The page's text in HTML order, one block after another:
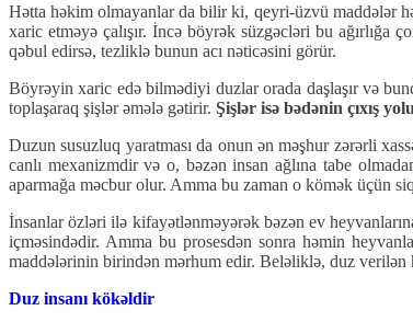
Hətta həkim olmayanlar da bilir ki, qeyri-üzvü maddələr
xaric etməyə çalışır. İncə böyrək süzgəcləri bu ağırlığa
qəbul edirsə, tezliklə bunun acı nəticəsini görür.
Böyrəyin xaric edə bilmədiyi duzlar orada daşlaşır və
toplaşaraq şişlər əmələ gətirir. Şişlər isə bədənin çıxış
Duzun susuzluq yaratması da onun ən məşhur zərərli
canlı mexanizmdir və o, bəzən insan ağlına tabe
aparmağa məcbur olur. Amma bu zaman o kömək üçün
İnsanlar özləri ilə kifayətlənməyərək bəzən ev
içməsindədir. Amma bu prosesdən sonra həmin
maddələrinin birindən mərhum edir. Beləliklə, duz
Duz insanı kökəldir